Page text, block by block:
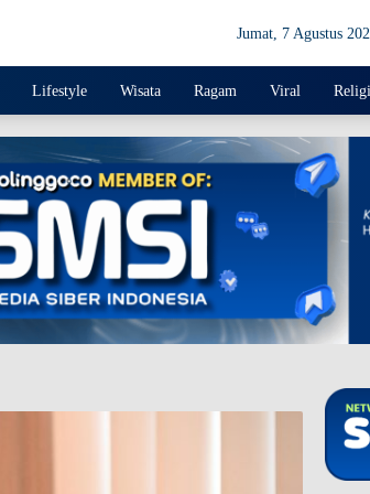
Jumat, 7 Agustus
Lifestyle Wisata Ragam Viral Religi